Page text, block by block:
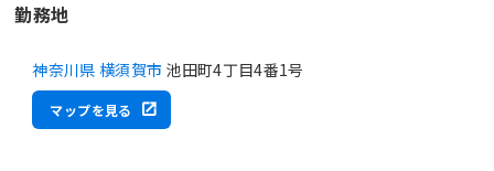
勤務地
神奈川県 横須賀市 池田町4丁目4番1号
マップを見る